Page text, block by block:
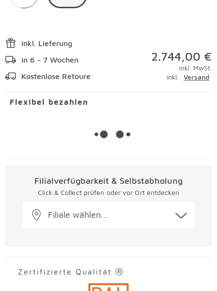
inkl. Lieferung
in 6 - 7 Wochen
Kostenlose Retoure
2.744,00 €
inkl. MwSt.
inkl.
Versand
Flexibel bezahlen
Filialverfügbarkeit & Selbstabholung
Click & Collect prüfen oder vor Ort entdecken
Filiale wählen...
Zertifizierte Qualität Ⓡ